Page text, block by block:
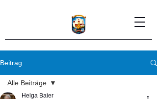
Beitrag
Alle Beiträge
Helga Baier